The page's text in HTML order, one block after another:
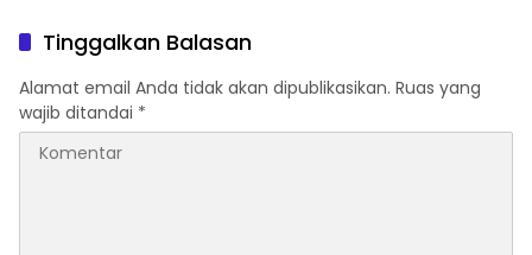
Tinggalkan Balasan
Alamat email Anda tidak akan dipublikasikan. Ruas yang
wajib ditandai *